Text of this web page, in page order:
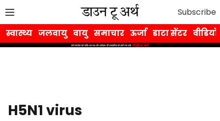
Subscribe
स्वास्थ्य जलवायु वायु समाचार ऊर्जा डाटा सेंटर वीडियो
H5N1 virus